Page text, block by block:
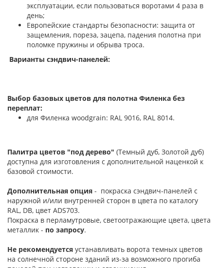
эксплуатации, если пользоваться воротами 4 раза в
день;
Европейские стандарты безопасности: защита от
защемления, пореза, зацепа, падения полотна при
поломке пружины и обрыва троса.
Варианты сэндвич-панелей:
Выбор базовых цветов для полотна Филенка без
переплат:
для Филенка woodgrain: RAL 9016, RAL 8014.
Палитра цветов "под дерево" (Темный дуб, Золотой дуб)
доступна для изготовления с дополнительной наценкой к
базовой стоимости.
Дополнительная опция - покраска сэндвич-панелей с
наружной и/или внутренней сторон в цвета по каталогу
RAL, DB, цвет ADS703.
Покраска в перламутровые, светоотражающие цвета, цвета
металлик - по запросу.
Не рекомендуется устанавливать ворота темных цветов
на солнечной стороне зданий из-за возможного прогиба